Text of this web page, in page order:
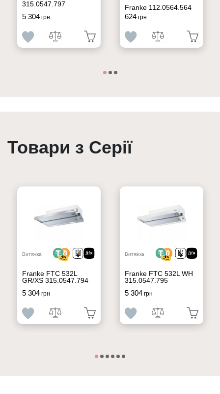
315.0547.797
5 304грн
Franke 112.0564.564
624грн
Товари з Серії
Витяжка
Franke FTC 532L
GR/XS 315.0547.794
5 304грн
Витяжка
Franke FTC 532L WH
315.0547.795
5 304грн